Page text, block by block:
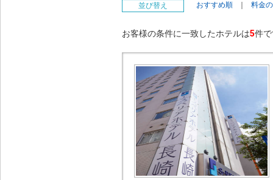
並び替え おすすめ順 料金
お客様の条件に一致したホテルは5件